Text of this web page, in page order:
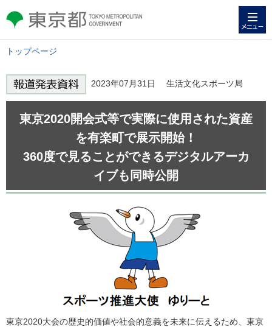
東京都 TOKYO METROPOLITAN
GOVERNMENT
トップページ
2023年07月31日 生活文化スポーツ局
東京2020開会式等で実際に使用された資産
を有楽町で展示開始！
360度で見ることができるデジタルアーカ
イブも同時公開
東京2020大会の歴史的価値や社会的意義を未来に伝えるため、東京